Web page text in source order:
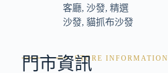
客廳, 沙發, 精選
沙發, 貓抓布沙發
STORE INFORMATION
門市資訊